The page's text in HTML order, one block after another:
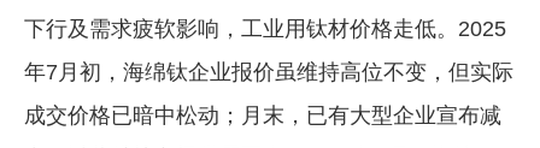
下行及需求疲软影响，工业用钛材价格走低。2025
年7月初，海绵钛企业报价虽维持高位不变，但实际
成交价格已暗中松动；月末，已有大型企业宣布减